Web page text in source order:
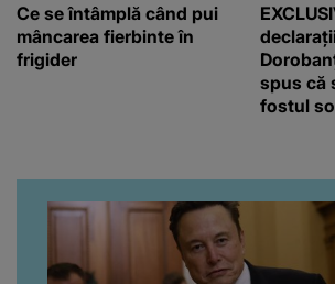
Ce se întâmplă când pui
mâncarea fierbinte în
frigider
spus că
fostul
artistă i-
pe toți.
chiar a
”Poate
spunem,